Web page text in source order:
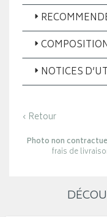
NOTICES
‹ Retour
Photo non
frais de